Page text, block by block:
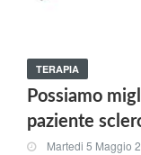
TERAPIA
Possiamo
paziente
Martedi 5 Maggio